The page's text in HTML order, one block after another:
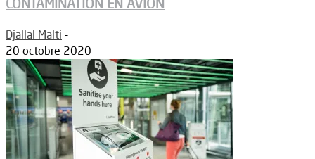
Djallal Malti -
20 octobre 2020